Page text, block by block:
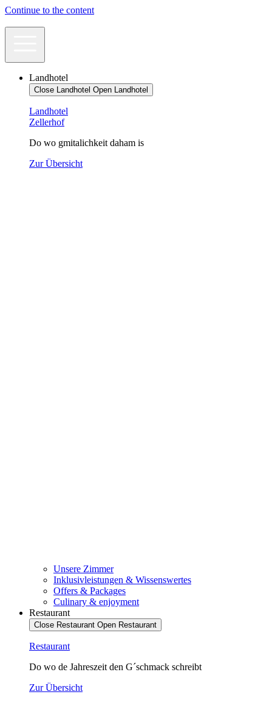
Continue to the content
Landhotel
Close Landhotel Open Landhotel
Landhotel
Zellerhof
Do wo gmitalichkeit daham is
Zur Übersicht
Unsere Zimmer
Inklusivleistungen & Wissenswertes
Offers & Packages
Culinary & enjoyment
Restaurant
Close Restaurant Open Restaurant
Restaurant
Do wo de Jahreszeit den G´schmack schreibt
Zur Übersicht